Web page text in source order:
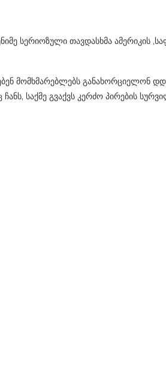
სერიოზული თავდასხმა ამერიკის
მომხმარებლებს განახორციელონ
საქმე გვაქვს კერძო პირების